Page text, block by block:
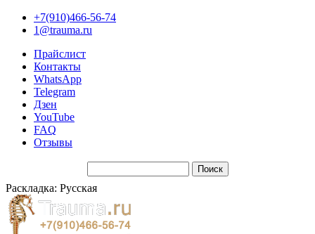
+7(910)466-56-74
1@trauma.ru
Прайслист
Контакты
WhatsApp
Telegram
Дзен
YouTube
FAQ
Отзывы
Раскладка: Русская